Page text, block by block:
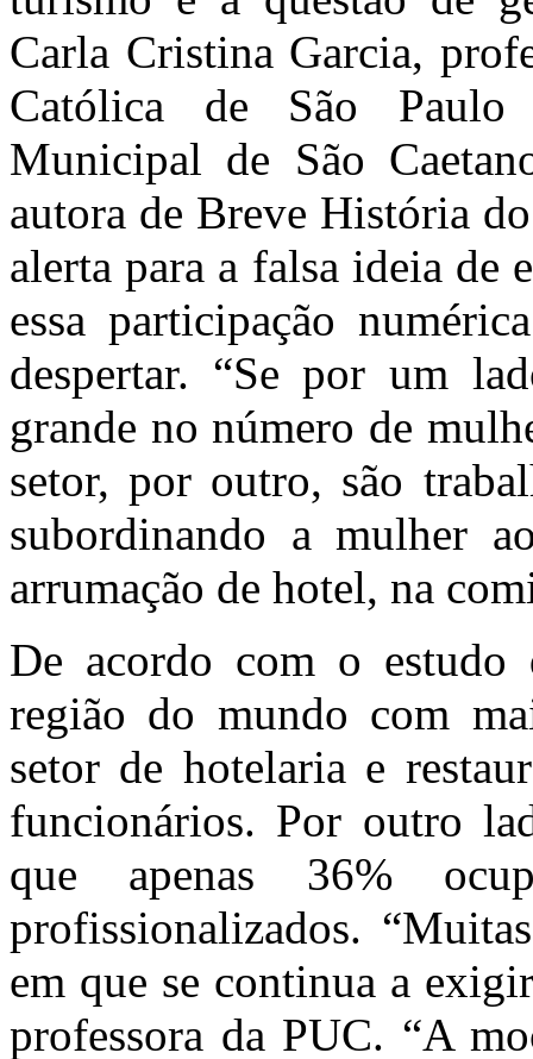
Carla Cristina Garcia,
Católica de São Paulo
Municipal de São
autora de Breve História
alerta para a falsa ideia de
essa participação
despertar. “Se por um
grande no número de
setor, por outro, são
subordinando a mulher
arrumação de hotel, na
De acordo com o
região do mundo com
setor de hotelaria e
funcionários. Por outro
que apenas 36%
profissionalizados.
em que se continua a
professora da PUC. “A